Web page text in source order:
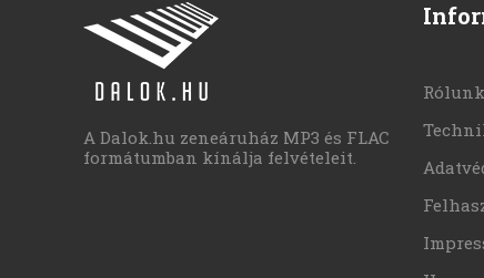
A Dalok.hu zeneáruház MP3 és FLAC
formátumban kínálja felvételeit.
Rólunk